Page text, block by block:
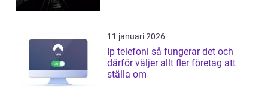
11 januari 2026
Ip telefoni så fungerar det och
därför väljer allt fler företag att
ställa om